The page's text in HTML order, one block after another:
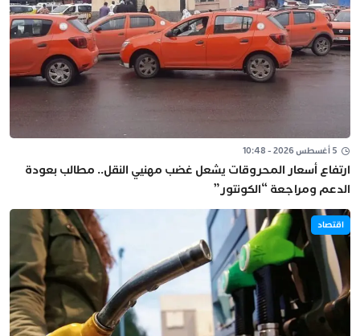
5 أغسطس 2026 - 10:48
ارتفاع أسعار المحروقات يشعل غضب مهنيي النقل.. مطالب بعودة
الدعم ومراجعة “الكونتور”
اقتصاد